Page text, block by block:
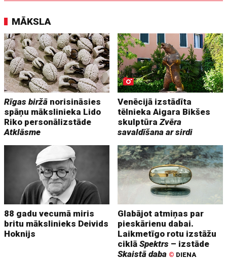
MĀKSLA
Rīgas biržā norisināsies
spāņu mākslinieka Lido
Riko personālizstāde
Atklāsme
Venēcijā izstādīta
tēlnieka Aigara Bikšes
skulptūraZvēra
savaldīšana ar sirdi
88 gadu vecumā miris
britu mākslinieks Deivids
Hoknijs
Glabājot atmiņas par
pieskārienu dabai.
Laikmetīgo rotu izstāžu
ciklāSpektrs – izstāde
Skaistā daba © DIENA